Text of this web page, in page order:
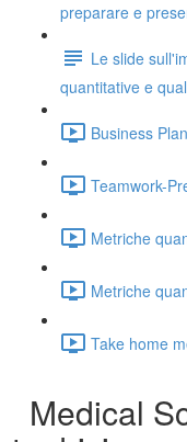
preparare e
Le slide
quantitative e
Business
Teamwork-
Metriche
Metriche
Take home
Medical